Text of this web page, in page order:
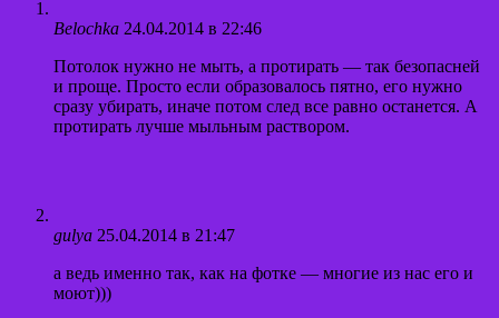
Belochka 24.04.2014 в 22:46
Потолок нужно не мыть, а протирать — так безопасней
и проще. Просто если образовалось пятно, его нужно
сразу убирать, иначе потом след все равно останется. А
протирать лучше мыльным раствором.
gulya 25.04.2014 в 21:47
а ведь именно так, как на фотке — многие из нас его и
моют)))